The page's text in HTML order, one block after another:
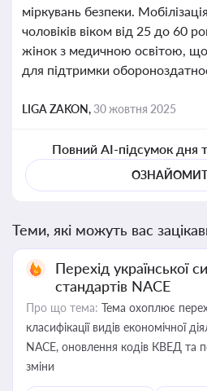
міркувань безпеки.
чоловіків віком від 25 до 60
жінок з медичною освітою,
для підтримки
LIGA ZAKON,30 жовтня 2025
Повний AI-підсумок дня
Теми, які можуть вас
Перехід української
стандартів NACE
Про що тема: Тема охоплює
класифікації видів економічної
NACE, оновлення кодів КВЕД та
зміни